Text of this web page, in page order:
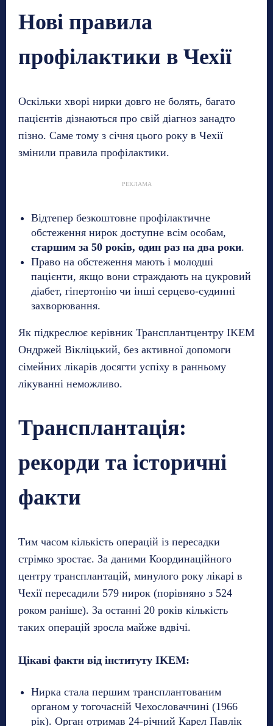
Нові правила
профілактики в Чехії
Оскільки хворі нирки довго не болять, багато
пацієнтів дізнаються про свій діагноз занадто
пізно. Саме тому з січня цього року в Чехії
змінили правила профілактики.
РЕКЛАМА
Відтепер безкоштовне профілактичне
обстеження нирок доступне всім особам,
старшим за 50 років, один раз на два роки.
Право на обстеження мають і молодші
пацієнти, якщо вони страждають на цукровий
діабет, гіпертонію чи інші серцево-судинні
захворювання.
Як підкреслює керівник Трансплантцентру IKEM
Ондржей Вікліцький, без активної допомоги
сімейних лікарів досягти успіху в ранньому
лікуванні неможливо.
Трансплантація:
рекорди та історичні
факти
Тим часом кількість операцій із пересадки
стрімко зростає. За даними Координаційного
центру трансплантацій, минулого року лікарі в
Чехії пересадили 579 нирок (порівняно з 524
роком раніше). За останні 20 років кількість
таких операцій зросла майже вдвічі.
Цікаві факти від інституту IKEM:
Нирка стала першим трансплантованим
органом у тогочасній Чехословаччині (1966
рік). Орган отримав 24-річний Карел Павлік